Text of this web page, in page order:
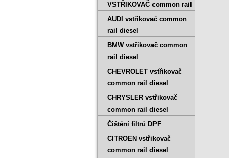
VSTŘIKOVAČ common rail
AUDI vstřikovač common
rail diesel
BMW vstřikovač common
rail diesel
CHEVROLET vstřikovač
common rail diesel
CHRYSLER vstřikovač
common rail diesel
Čištění filtrů DPF
CITROEN vstřikovač
common rail diesel